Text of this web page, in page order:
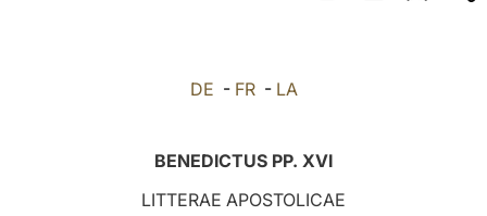
DE - FR- LA
BENEDICTUS PP. XVI
LITTERAE APOSTOLICAE